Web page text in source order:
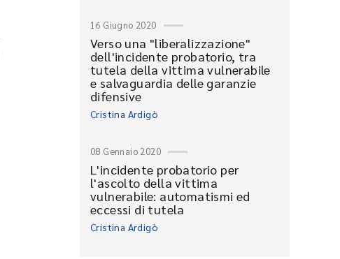
16 Giugno 2020
Verso una "liberalizzazione"
dell'incidente probatorio, tra
tutela della vittima vulnerabile
e salvaguardia delle garanzie
difensive
Cristina Ardigò
08 Gennaio 2020
L'incidente probatorio per
l'ascolto della vittima
vulnerabile: automatismi ed
eccessi di tutela
Cristina Ardigò